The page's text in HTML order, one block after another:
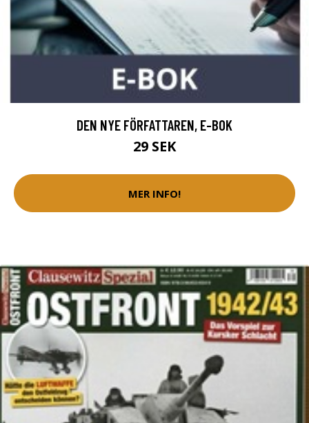
DEN NYE FÖRFATTAREN, E-BOK
29 SEK
MER INFO!